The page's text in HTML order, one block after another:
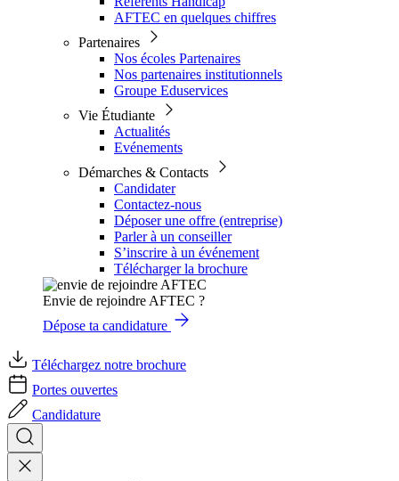
AFTEC en quelques chiffres
Partenaires
Nos écoles Partenaires
Nos partenaires institutionnels
Groupe Eduservices
Vie Étudiante
Actualités
Evénements
Démarches & Contacts
Candidater
Contactez-nous
Déposer une offre (entreprise)
Parler à un conseiller
S’inscrire à un événement
Télécharger la brochure
Envie de rejoindre AFTEC ?
Dépose ta candidature
Téléchargez notre brochure
Portes ouvertes
Candidature